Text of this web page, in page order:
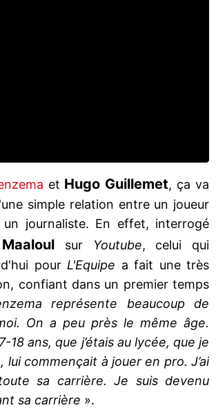
et Hugo Guillemet, ça va
simple relation entre un joueur
journaliste. En effet, interrogé
sur Youtube, celui qui
pour L'Equipe a fait une très
confiant dans un premier temps
représente beaucoup de
On a peu près le même âge.
18 ans, que j’étais au lycée, que je
lui commençait à jouer en pro. J’ai
sa carrière. Je suis devenu
sa carrière ».